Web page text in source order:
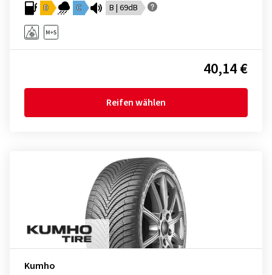
D C B | 69dB
40,14 €
Reifen wählen
Kumho